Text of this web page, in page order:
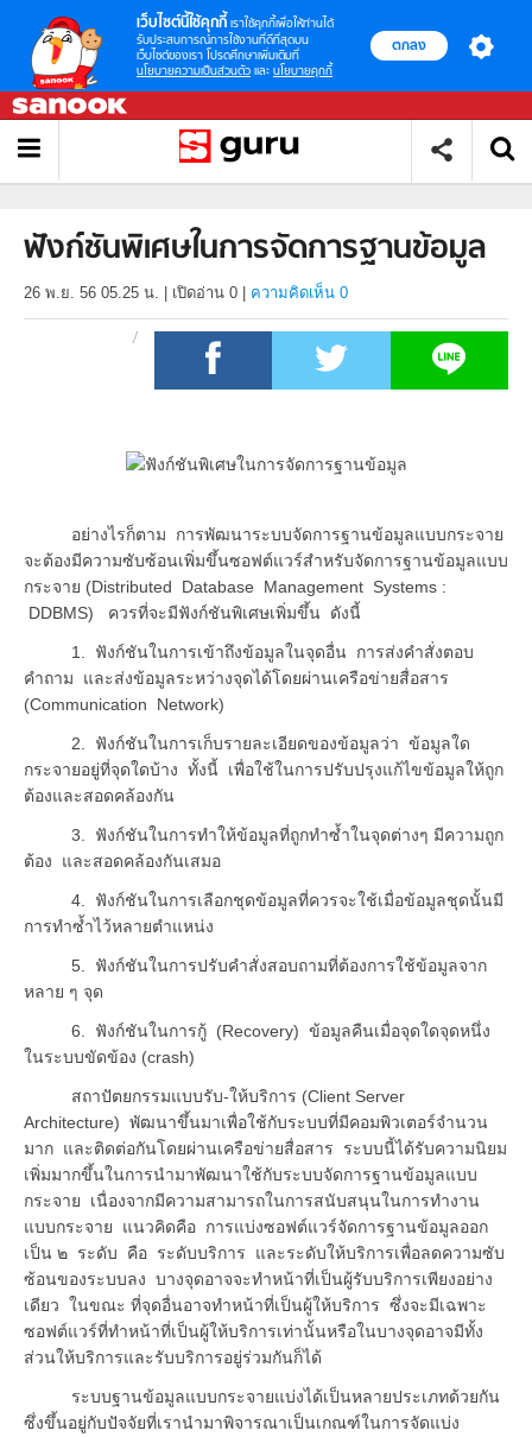
เว็บไซต์นี้ใช้คุกกี้ เราใช้คุกกี้เพื่อให้ท่านได้
รับประสบการณ์การใช้งานที่ดีที่สุดบน
เว็บไซต์ของเรา โปรดศึกษาเพิ่มเติมที่
นโยบายความเป็นส่วนตัว และ นโยบายคุกกี้
ตกลง
ฟังก์ชันพิเศษในการจัดการฐานข้อมูล
26 พ.ย. 56 05.25 น. เปิดอ่าน 0 ความคิดเห็น 0
อย่างไรก็ตาม การพัฒนาระบบจัดการฐานข้อมูลแบบกระจาย
จะต้องมีความซับซ้อนเพิ่มขึ้นซอฟต์แวร์สำหรับจัดการฐานข้อมูลแบบ
กระจาย (Distributed Database Management Systems :
DDBMS) ควรที่จะมีฟังก์ชันพิเศษเพิ่มขึ้น ดังนี้
1. ฟังก์ชันในการเข้าถึงข้อมูลในจุดอื่น การส่งคำสั่งตอบ
คำถาม และส่งข้อมูลระหว่างจุดได้โดยผ่านเครือข่ายสื่อสาร
(Communication Network)
2. ฟังก์ชันในการเก็บรายละเอียดของข้อมูลว่า ข้อมูลใด
กระจายอยู่ที่จุดใดบ้าง ทั้งนี้ เพื่อใช้ในการปรับปรุงแก้ไขข้อมูลให้ถูก
ต้องและสอดคล้องกัน
3. ฟังก์ชันในการทำให้ข้อมูลที่ถูกทำซ้ำในจุดต่างๆ มีความถูก
ต้อง และสอดคล้องกันเสมอ
4. ฟังก์ชันในการเลือกชุดข้อมูลที่ควรจะใช้เมื่อข้อมูลชุดนั้นมี
การทำซ้ำไว้หลายตำแหน่ง
5. ฟังก์ชันในการปรับคำสั่งสอบถามที่ต้องการใช้ข้อมูลจาก
หลาย ๆ จุด
6. ฟังก์ชันในการกู้ (Recovery) ข้อมูลคืนเมื่อจุดใดจุดหนึ่ง
ในระบบขัดข้อง (crash)
สถาปัตยกรรมแบบรับ-ให้บริการ (Client Server
Architecture) พัฒนาขึ้นมาเพื่อใช้กับระบบที่มีคอมพิวเตอร์จำนวน
มาก และติดต่อกันโดยผ่านเครือข่ายสื่อสาร ระบบนี้ได้รับความนิยม
เพิ่มมากขึ้นในการนำมาพัฒนาใช้กับระบบจัดการฐานข้อมูลแบบ
กระจาย เนื่องจากมีความสามารถในการสนับสนุนในการทำงาน
แบบกระจาย แนวคิดคือ การแบ่งซอฟต์แวร์จัดการฐานข้อมูลออก
เป็น ๒ ระดับ คือ ระดับบริการ และระดับให้บริการเพื่อลดความซับ
ซ้อนของระบบลง บางจุดอาจจะทำหน้าที่เป็นผู้รับบริการเพียงอย่าง
เดียว ในขณะ ที่จุดอื่นอาจทำหน้าที่เป็นผู้ให้บริการ ซึ่งจะมีเฉพาะ
ซอฟต์แวร์ที่ทำหน้าที่เป็นผู้ให้บริการเท่านั้นหรือในบางจุดอาจมีทั้ง
ส่วนให้บริการและรับบริการอยู่ร่วมกันก็ได้
ระบบฐานข้อมูลแบบกระจายแบ่งได้เป็นหลายประเภทด้วยกัน
ซึ่งขึ้นอยู่กับปัจจัยที่เรานำมาพิจารณาเป็นเกณฑ์ในการจัดแบ่ง